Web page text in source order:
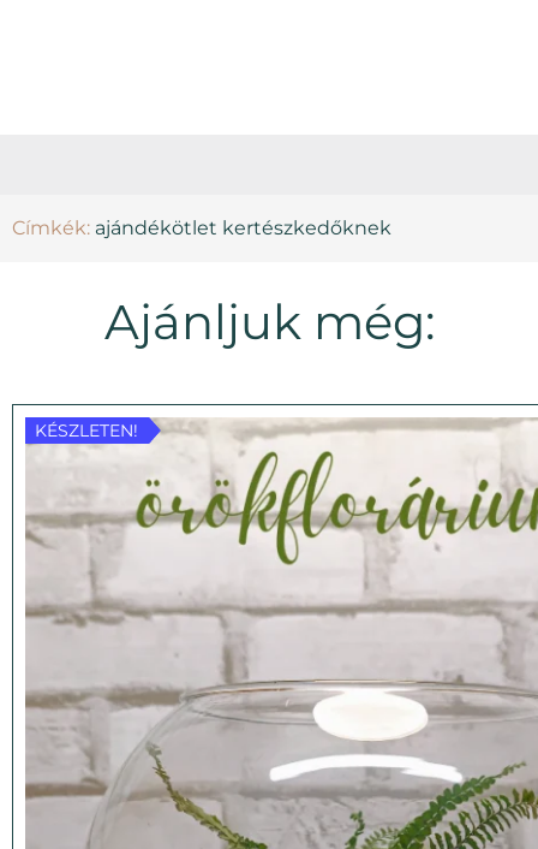
Címkék: ajándékötlet kertészkedőknek
Ajánljuk még:
KÉSZLETEN!
KÉSZLETEN!